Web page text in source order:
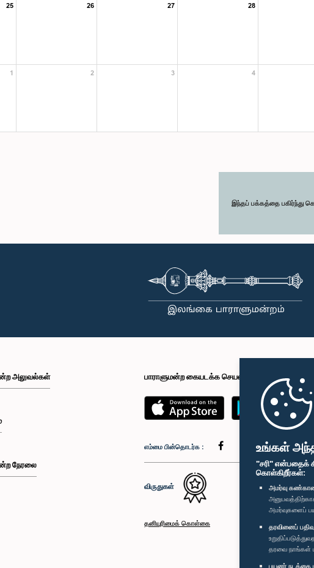
உங்கள்
"சரி" என்பதைக்
கொள்கிறீர்கள்:
அமர்வு
அமர்வுகளைப்
தரவினைப்
தரவை நாங்கள்
பயனர் நடத்தை
25 26 27 28
1 2 3 4
இந்தப் பக்கத்தை பகிர்ந்து
அலுவல்கள்
நேரலை
பாராளுமன்ற கையடக்க செயலி
எம்மை பின்தொடர்க :
விருதுகள்
தனியுரிமைக் கொள்கை